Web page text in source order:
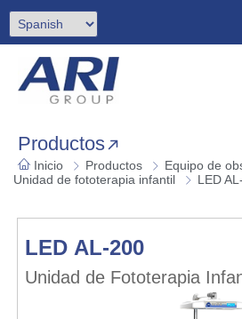
Productos
Inicio Productos
Equipo de
Unidad de fototerapia infantil
LED
LED AL-200
Unidad de Fototerapia